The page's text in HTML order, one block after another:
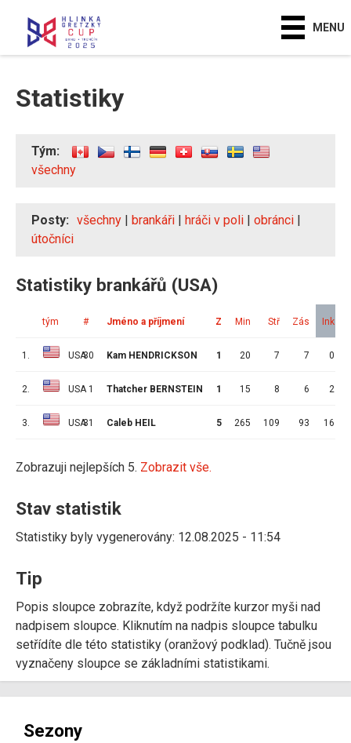
MENU
Statistiky
Tým:
všechny
Posty: všechny | brankáři | hráči v poli | obránci |
útočníci
Statistiky brankářů (USA)
tým # Jméno a příjmení Z Min Stř Zás Ink
1. USA30 Kam HENDRICKSON 1 20 7 7 0
2. USA 1 Thatcher BERNSTEIN 1 15 8 6 2
3. USA31 Caleb HEIL 5 265 109 93 16
Zobrazuji nejlepších 5. Zobrazit vše.
Stav statistik
Statistiky byly vygenerovány: 12.08.2025 - 11:54
Tip
Popis sloupce zobrazíte, když podržíte kurzor myši nad
nadpisem sloupce. Kliknutím na nadpis sloupce tabulku
setřídíte dle této statistiky (oranžový podklad). Tučně jsou
vyznačeny sloupce se základními statistikami.
Sezony